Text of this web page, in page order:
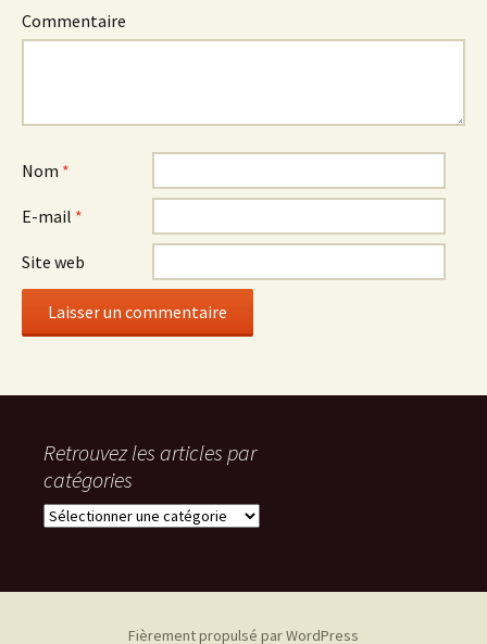
Commentaire
Nom *
E-mail *
Site web
Retrouvez les articles par
catégories
R
Fièrement propulsé par WordPress